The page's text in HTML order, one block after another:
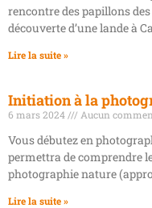
rencontre des papillons
découverte d’une lande à
Lire la suite »
Initiation à la
6 mars 2024 Aucun
Vous débutez en
permettra de comprendre
photographie nature
Lire la suite »